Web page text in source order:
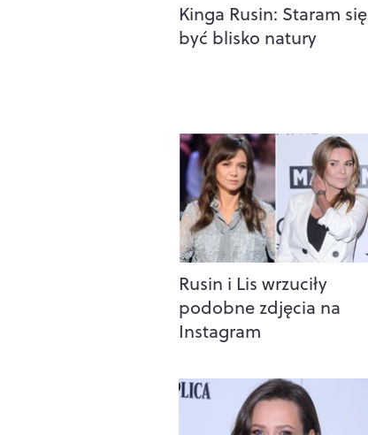
Kinga Rusin: Staram się
być blisko natury
Rusin i Lis wrzuciły
podobne zdjęcia na
Instagram